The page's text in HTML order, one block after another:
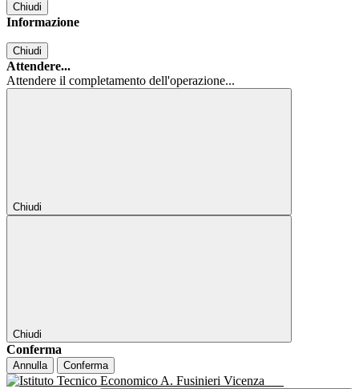
Chiudi
Informazione
Chiudi
Attendere...
Attendere il completamento dell'operazione...
Chiudi
Chiudi
Conferma
Annulla Conferma